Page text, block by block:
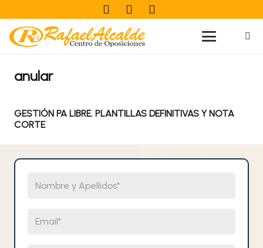
anular
GESTIÓN PA LIBRE. PLANTILLAS DEFINITIVAS Y NOTA
CORTE